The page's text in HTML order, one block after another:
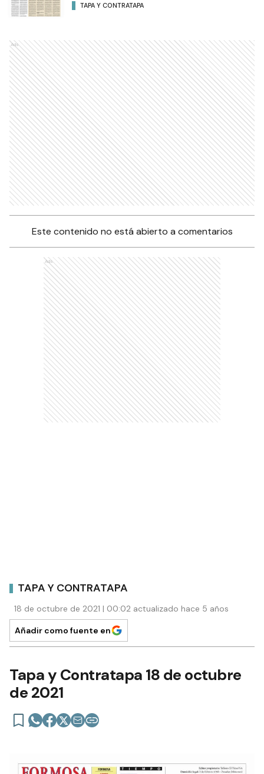
TAPA Y CONTRATAPA
Ads
Este contenido no está abierto a comentarios
Ads
TAPA Y CONTRATAPA
18 de octubre de 2021 | 00:02 actualizado hace 5 años
Añadir como fuente en
Tapa y Contratapa 18 de octubre
de 2021